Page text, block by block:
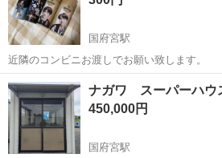
国府宮駅
近隣のコンビニお渡しでお願い致します。
愛知 稲沢市 国府宮駅 その他
ナガワ スーパーハ
450,000円
国府宮駅